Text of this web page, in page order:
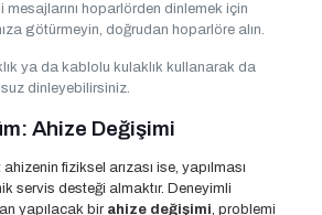
hoparlörden dinlemek için
götürmeyin, doğrudan hoparlöre alın.
ya da kablolu kulaklık kullanarak da
dinleyebilirsiniz.
Ahize Değişimi
fiziksel arızası ise, yapılması
servis desteği almaktır. Deneyimli
yapılacak bir ahize değişimi, problemi